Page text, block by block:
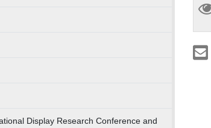
Display Research Conference and